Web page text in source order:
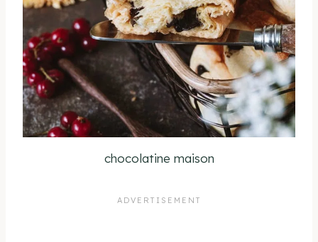
chocolatine maison